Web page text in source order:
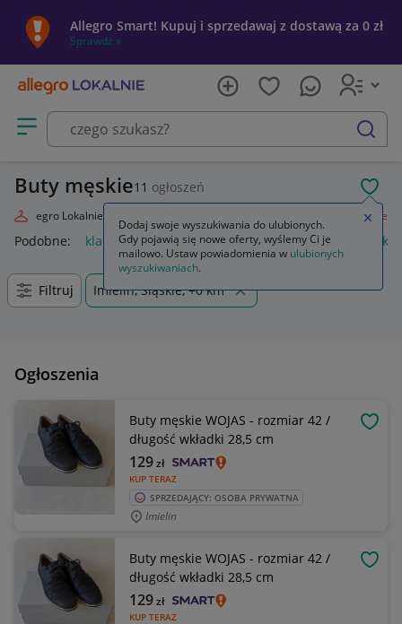
Allegro Smart! Kupuj i sprzedawaj z dostawą za 0 zł
Sprawdź »
Otwórz menu z kategoriami
szukaj
Buty męskie11 ogłoszeń
Allegro Lokalnie Męskie
Podobne: klapki męskie bokserki męskie kąpielówki męskie
Filtruj Imielin, Śląskie, +0 km
Ogłoszenia
Buty męskie WOJAS - rozmiar 42 /
długość wkładki 28,5 cm
KUP TERAZ
129zł
SPRZEDAJĄCY: OSOBA PRYWATNA
Imielin
Buty męskie WOJAS - rozmiar 42 /
długość wkładki 28,5 cm
KUP TERAZ
129zł
Dodaj swoje wyszukiwania do ulubionych.
Gdy pojawią się nowe oferty, wyślemy Ci je
mailowo. Ustaw powiadomienia w ulubionych
wyszukiwaniach.